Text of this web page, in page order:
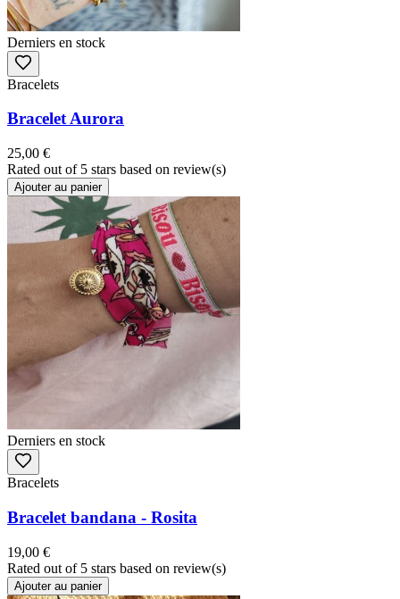
Derniers en stock
Bracelets
Bracelet Aurora
25,00 €
Rated out of 5 stars based on review(s)
Ajouter au panier
Derniers en stock
Bracelets
Bracelet bandana - Rosita
19,00 €
Rated out of 5 stars based on review(s)
Ajouter au panier